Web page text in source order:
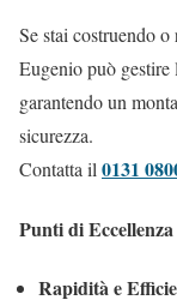
Se stai costruendo
Eugenio può gestire
garantendo un
sicurezza.
Contatta il0131
Punti di
Rapidità e